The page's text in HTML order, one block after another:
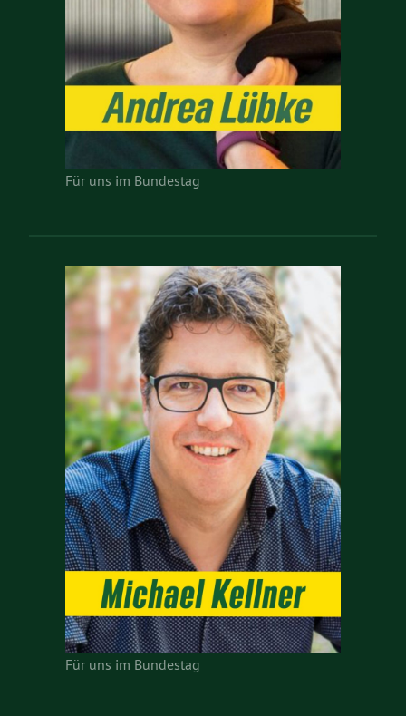
Für uns im Bundestag
Für uns im Bundestag